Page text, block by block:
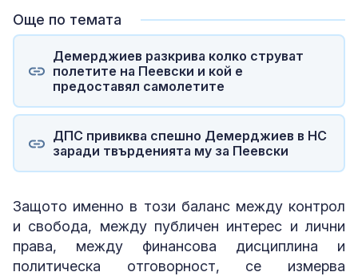
Още по темата
Демерджиев разкрива колко струват
полетите на Пеевски и кой е
предоставял самолетите
ДПС привиква спешно Демерджиев в НС
заради твърденията му за Пеевски
Защото именно в този баланс между контрол
и свобода, между публичен интерес и лични
права, между финансова дисциплина и
политическа отговорност, се измерва